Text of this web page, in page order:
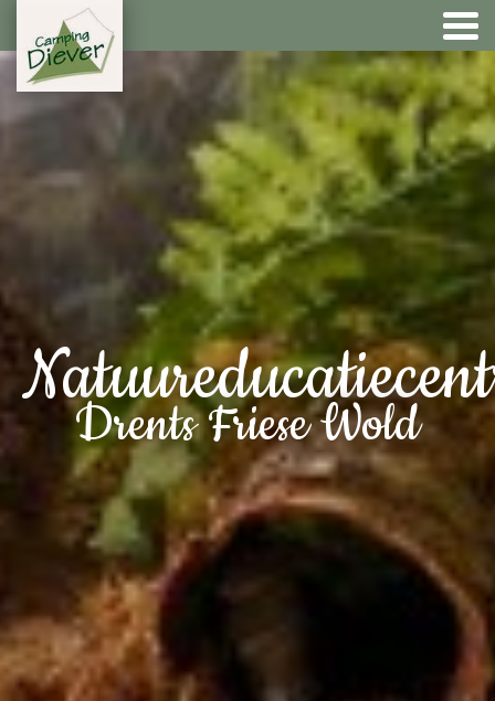
Drents Friese Wold